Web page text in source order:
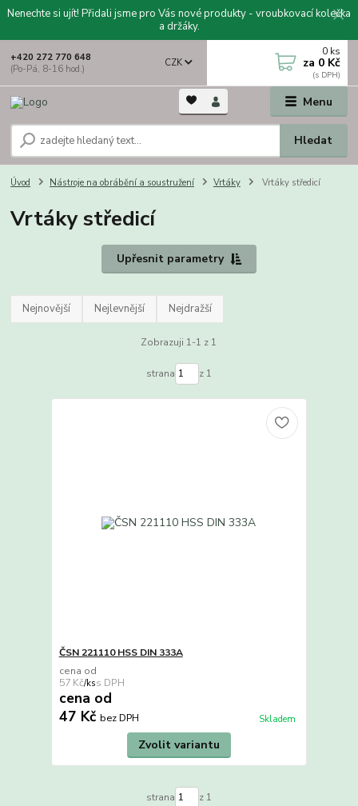
Nenechte si ujít! Přidali jsme pro Vás nové produkty - vroubkovací kolečka
a držáky.
Menu
CZK
Hledat
+420 272 770 648
(Po-Pá, 8-16 hod.)
0 ks
za 0 Kč
Úvod Nástroje na obrábění a soustružení Vrtáky Vrtáky středicí
Vrtáky středicí
Upřesnit parametry
Nejnovější Nejlevnější Nejdražší
Zobrazuji 1-1 z 1
strana z 1
ČSN 221110 HSS DIN 333A
cena od
57 Kč/ks
cena od
47 Kč bez DPH Skladem
Zvolit variantu
strana z 1